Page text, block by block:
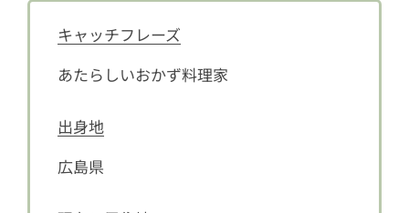
キャッチフレーズ
あたらしいおかず料理家
出身地
広島県